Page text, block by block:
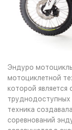
Эндуро
мотоциклетной
которой
труднодоступных
техника
соревнований